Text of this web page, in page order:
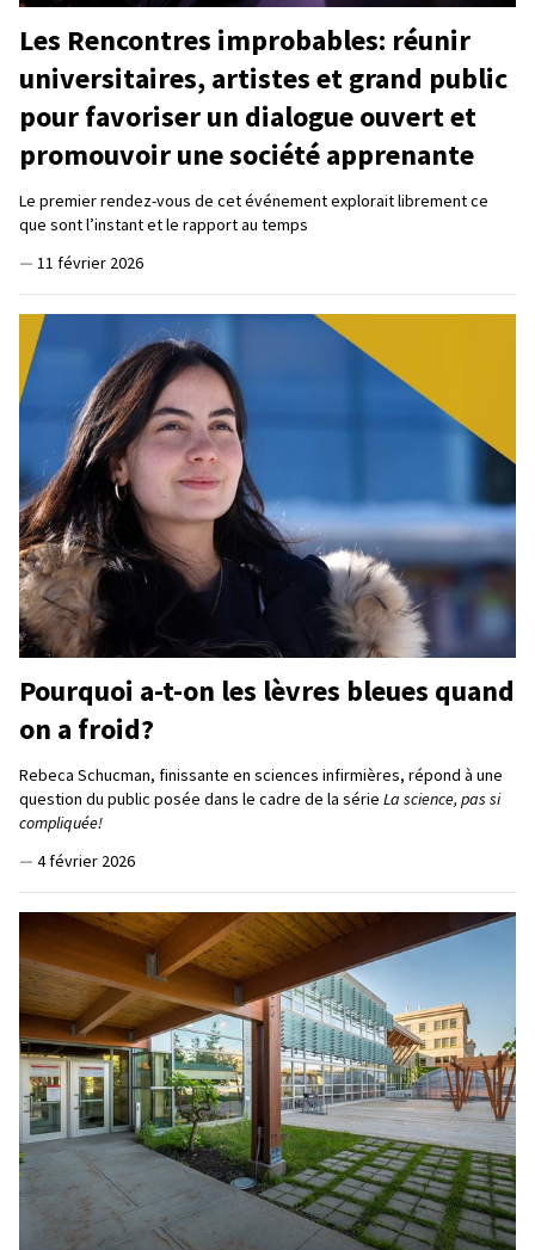
Les Rencontres improbables: réunir
universitaires, artistes et grand public
pour favoriser un dialogue ouvert et
promouvoir une société apprenante
Le premier rendez-vous de cet événement explorait librement ce
que sont l’instant et le rapport au temps
— 11 février 2026
Pourquoi a-t-on les lèvres bleues quand
on a froid?
Rebeca Schucman, finissante en sciences infirmières, répond à une
question du public posée dans le cadre de la série La science, pas si
compliquée!
— 4 février 2026